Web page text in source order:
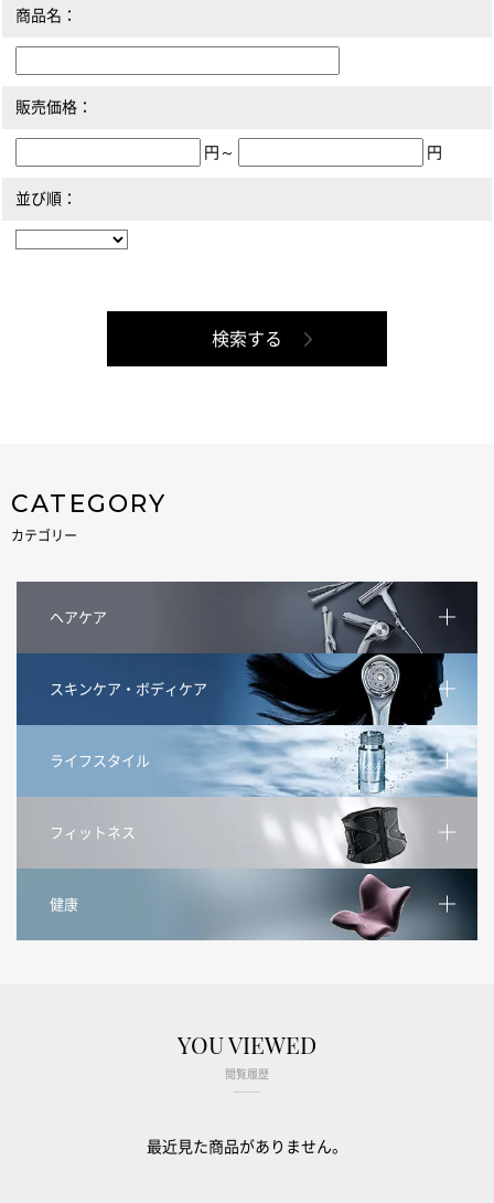
商品名：
販売価格：
円～ 円
並び順：
CATEGORY
カテゴリー
ヘアケア
スキンケア・ボディケア
ライフスタイル
フィットネス
健康
YOU VIEWED
閲覧履歴
最近見た商品がありません。